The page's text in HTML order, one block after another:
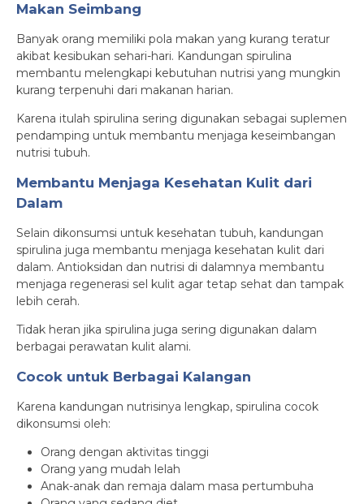
Makan Seimbang
Banyak orang memiliki pola makan yang kurang teratur
akibat kesibukan sehari-hari. Kandungan spirulina
membantu melengkapi kebutuhan nutrisi yang mungkin
kurang terpenuhi dari makanan harian.
Karena itulah spirulina sering digunakan sebagai suplemen
pendamping untuk membantu menjaga keseimbangan
nutrisi tubuh.
Membantu Menjaga Kesehatan Kulit dari
Dalam
Selain dikonsumsi untuk kesehatan tubuh, kandungan
spirulina juga membantu menjaga kesehatan kulit dari
dalam. Antioksidan dan nutrisi di dalamnya membantu
menjaga regenerasi sel kulit agar tetap sehat dan tampak
lebih cerah.
Tidak heran jika spirulina juga sering digunakan dalam
berbagai perawatan kulit alami.
Cocok untuk Berbagai Kalangan
Karena kandungan nutrisinya lengkap, spirulina cocok
dikonsumsi oleh:
Orang dengan aktivitas tinggi
Orang yang mudah lelah
Anak-anak dan remaja dalam masa pertumbuha